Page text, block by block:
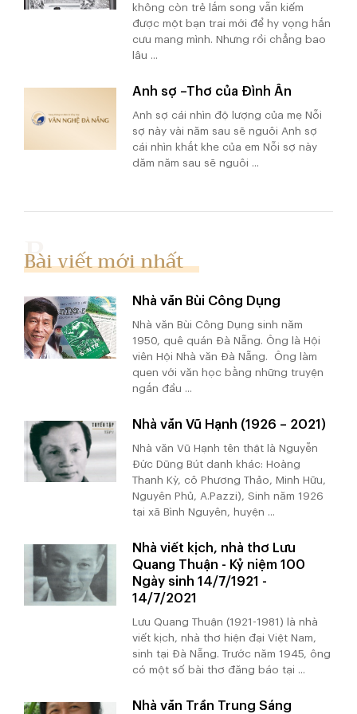
không còn trẻ lắm song vẫn kiếm
được một bạn trai mới để hy vọng hắn
cưu mang mình. Nhưng rồi chẳng bao
lâu ...
Anh sợ –Thơ của Đình Ân
Anh sợ cái nhìn độ lượng của mẹ Nỗi
sợ này vài năm sau sẽ nguôi Anh sợ
cái nhìn khắt khe của em Nỗi sợ này
dăm năm sau sẽ nguôi ...
Bài viết mới nhất
Nhà văn Bùi Công Dụng
Nhà văn Bùi Công Dụng sinh năm
1950, quê quán Đà Nẵng. Ông là Hội
viên Hội Nhà văn Đà Nẵng. Ông làm
quen với văn học bằng những truyện
ngắn đầu ...
Nhà văn Vũ Hạnh (1926 – 2021)
Nhà văn Vũ Hạnh tên thật là Nguyễn
Đức Dũng Bút danh khác: Hoàng
Thanh Kỳ, cô Phương Thảo, Minh Hữu,
Nguyên Phủ, A.Pazzi), Sinh năm 1926
tại xã Bình Nguyên, huyện ...
Nhà viết kịch, nhà thơ Lưu
Quang Thuận - Kỷ niệm 100
Ngày sinh 14/7/1921 -
14/7/2021
Lưu Quang Thuận (1921-1981) là nhà
viết kịch, nhà thơ hiện đại Việt Nam,
sinh tại Đà Nẵng. Trước năm 1945, ông
có một số bài thơ đăng báo tại ...
Nhà văn Trần Trung Sáng